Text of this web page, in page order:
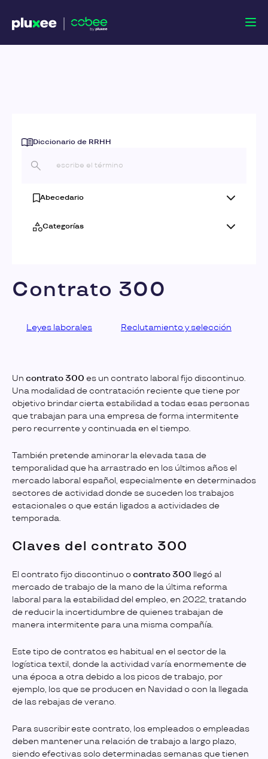
Diccionario de RRHH
Abecedario
Categorías
Contrato 300
Leyes laborales Reclutamiento y selección
Un contrato 300 es un contrato laboral fijo discontinuo.
Una modalidad de contratación reciente que tiene por
objetivo brindar cierta estabilidad a todas esas personas
que trabajan para una empresa de forma intermitente
pero recurrente y continuada en el tiempo.
También pretende aminorar la elevada tasa de
temporalidad que ha arrastrado en los últimos años el
mercado laboral español, especialmente en determinados
sectores de actividad donde se suceden los trabajos
estacionales o que están ligados a actividades de
temporada.
Claves del contrato 300
El contrato fijo discontinuo ocontrato 300 llegó al
mercado de trabajo de la mano de la última reforma
laboral para la estabilidad del empleo, en 2022, tratando
de reducir la incertidumbre de quienes trabajan de
manera intermitente para una misma compañía.
Este tipo de contratos es habitual en el sector de la
logística textil, donde la actividad varía enormemente de
una época a otra debido a los picos de trabajo, por
ejemplo, los que se producen en Navidad o con la llegada
de las rebajas de verano.
Para suscribir este contrato, los empleados o empleadas
deben mantener una relación de trabajo a largo plazo,
siendo efectivas solo determinadas semanas que tienen